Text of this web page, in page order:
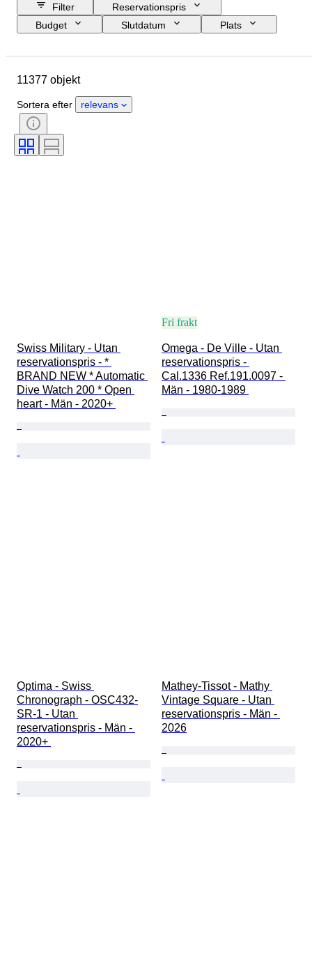
Filter
Reservationspris
Budget
Slutdatum
Plats
Ursprungsland
Skick
Certifiering
Utgåva nr.
Urverk
11377 objekt
Sortera efter relevans
Swiss Military - Utan
reservationspris - *
BRAND NEW * Automatic
Dive Watch 200 * Open
heart - Män - 2020+
Fri frakt
Omega - De Ville - Utan
reservationspris -
Cal.1336 Ref.191.0097 -
Män - 1980-1989
Optima - Swiss
Chronograph - OSC432-
SR-1 - Utan
reservationspris - Män -
2020+
Mathey-Tissot - Mathy
Vintage Square - Utan
reservationspris - Män -
2026